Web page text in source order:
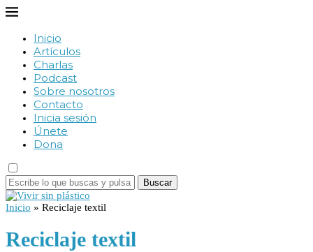
Inicio
Artículos
Charlas
Podcast
Sobre nosotros
Contacto
Inicia sesión
Únete
Dona
Buscar
Inicio » Reciclaje textil
Reciclaje textil